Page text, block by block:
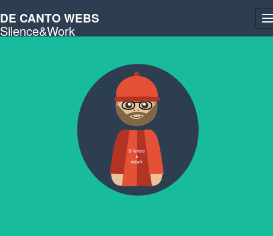
DE CANTO WEBS
Silence&Work